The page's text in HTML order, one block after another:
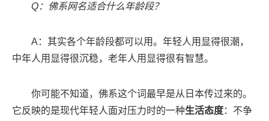
Q：佛系网名适合什么年龄段？
A：其实各个年龄段都可以用。年轻人用显得很潮，
中年人用显得很沉稳，老年人用显得很有智慧。
你可能不知道，佛系这个词最早是从日本传过来的。
它反映的是现代年轻人面对压力时的一种生活态度：不争